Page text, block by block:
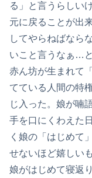
る」と言うらしい
元に戻ることが出
してやらねばなら
いこと言うなぁ…
赤ん坊が生まれて
てている人間の特
じ入った。娘が喃
手を口にくわえた
く娘の「はじめて
せないほど嬉しい
娘がはじめて寝返